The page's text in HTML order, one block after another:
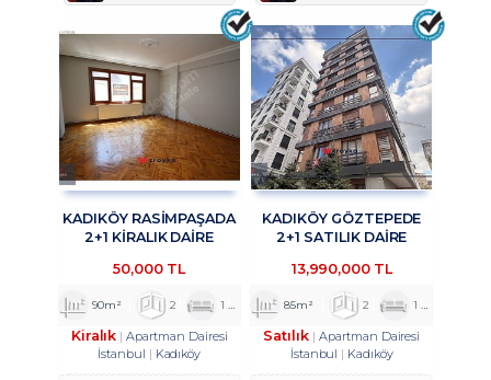
KADIKÖY RASİMPAŞADA
2+1 KİRALIK DAİRE
50,000 TL
90m² 2 1 1
Kiralık
Apartman Dairesi
İstanbul
Kadıköy
KADIKÖY GÖZTEPEDE
2+1 SATILIK DAİRE
13,990,000 TL
85m² 2 1
Satılık
Apartman Dairesi
İstanbul
Kadıköy